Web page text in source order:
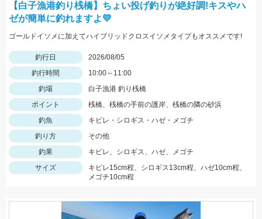
【白子漁港釣り桟橋】ちょい投げ釣りが絶好調!キスやハ
ゼが簡単に釣れますよ💛
ゴールドイソメに加えてハイブリッドクロスイソメタイプもオススメです!
釣行日
2026/08/05
釣行時間
10:00～11:00
釣場
白子漁港 釣り桟橋
ポイント
桟橋、桟橋の手前の護岸、桟橋の隣の砂浜
釣魚
キビレ・シロギス・ハゼ・メゴチ
釣り方
その他
釣果
キビレ、シロギス、ハゼ、メゴチ
サイズ
キビレ15cm程、シロギス13cm程、ハゼ10cm程、
メゴチ10cm程